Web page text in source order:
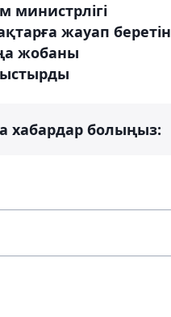
министрлігі
жауап беретін
жобаны
хабардар болыңыз: